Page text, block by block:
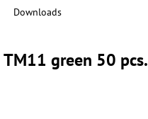
Downloads
green 50 pcs.